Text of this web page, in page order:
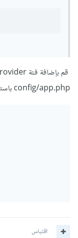
config/app.php باستخدام الخطوة التالية.
اقتباس